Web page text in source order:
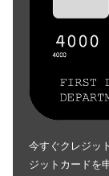
今すぐクレジッ
ジットカードを